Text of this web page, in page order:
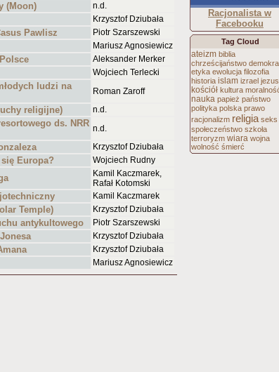
(Moon) n.d.
Krzysztof Dziubała
Pawlisz Piotr Szarszewski
Mariusz Agnosiewicz
Aleksander Merker
Wojciech Terlecki
ludzi na
Roman Zaroff
religijne) n.d.
ds. NRR n.d.
Krzysztof Dziubała
Europa? Wojciech Rudny
Kamil Kaczmarek,
Rafał Kotomski
Kamil Kaczmarek
Temple) Krzysztof Dziubała
antykultowego Piotr Szarszewski
Krzysztof Dziubała
Krzysztof Dziubała
Mariusz Agnosiewicz
Racjonalista w
Facebooku
Tag Cloud
ateizm biblia
chrześcijaństwo
etyka ewolucja filozofia
historia islam izrael jezus
kościół kultura
nauka papież państwo
polityka polska prawo
racjonalizm religia seks
społeczeństwo szkoła
terroryzm wiara wojna
wolność śmierć